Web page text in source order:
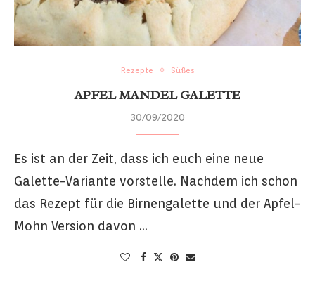
Rezepte Süßes
APFEL MANDEL GALETTE
30/09/2020
Es ist an der Zeit, dass ich euch eine neue
Galette-Variante vorstelle. Nachdem ich schon
das Rezept für die Birnengalette und der Apfel-
Mohn Version davon …